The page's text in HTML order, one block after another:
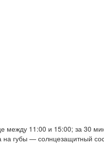
между 11:00 и 15:00; за 30
губы — солнцезащитный